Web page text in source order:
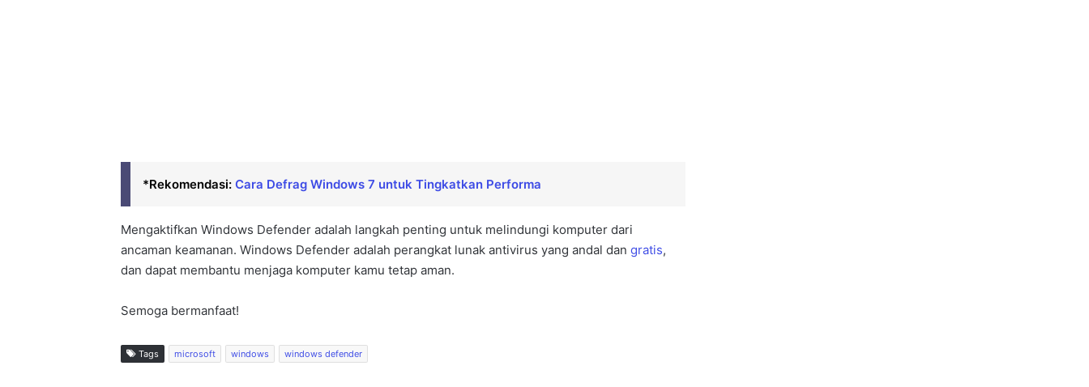
*Rekomendasi:Cara Defrag Windows 7 untuk Tingkatkan Performa
Mengaktifkan Windows Defender adalah langkah penting untuk melindungi komputer dari
ancaman keamanan. Windows Defender adalah perangkat lunak antivirus yang andal dangratis,
dan dapat membantu menjaga komputer kamu tetap aman.
Semoga bermanfaat!
Tags microsoft windows windows defender